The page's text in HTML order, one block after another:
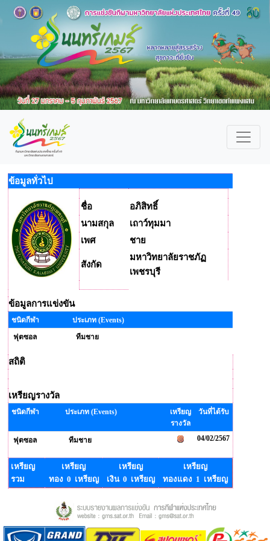
ข้อมูลทั่วไป
ชื่อ
อภิสิทธิ์
นามสกุล
เถาว์ทุมมา
เพศ
ชาย
สังกัด
มหาวิทยาลัยราชภัฏ
เพชรบุรี
ข้อมูลการแข่งขัน
ชนิดกีฬา
ประเภท (Events)
ฟุตซอล
ทีมชาย
สถิติ
เหรียญรางวัล
ชนิดกีฬา ประเภท (Events)
เหรียญ
รางวัล
วันที่ได้รับ
ฟุตซอล ทีมชาย 04/02/2567
เหรียญ
รวม
เหรียญ
ทอง 0 เหรียญ
เหรียญ
เงิน 0 เหรียญ
เหรียญ
ทองแดง 1 เหรียญ